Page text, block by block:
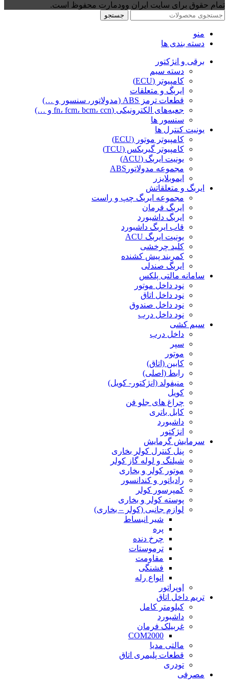
تمام حقوق برای سایت ایران وودمارت محفوظ است.
جستجو
منو
دسته بندی ها
برقی و انژکتور
دسته سیم
کامپیوتر (ECU)
ایربگ و متعلقات
قطعات ترمز ABS (مدولاتور، سنسور و …)
جعبه‌های الکترونیکی (fn، fcm، bcm، ccn و …)
سنسور ها
یونیت کنترل ها
کامپیوتر موتور (ECU)
کامپیوتر گیربکس (TCU)
یونیت ایربگ (ACU)
مجموعه مدولاتورABS
ایموبلایزر
ایربگ و متعلقاتش
مجموعه ایربگ چپ و راست
ایربگ فرمان
ایربگ داشبورد
قاب ایربگ داشبورد
یونیت ایربگ ACU
کلید چرخشی
کمربند پیش کشنده
ایربگ صندلی
سامانه مالتی پلکس
نود داخل موتور
نود داخل اتاق
نود داخل صندوق
نود داخل درب
سیم کشی
داخل درب
سپر
موتور
کابین (اتاق)
رابط (اصلی)
منیفولد (انژکتور- کویل)
کویل
چراغ های جلو فن
کابل باتری
داشبورد
انژکتور
سرمایش گرمایش
پنل کنترل کولر بخاری
شیلنگ و لوله گاز کولر
موتور کولر و بخاری
رادیاتور و کندانسور
کمپرسور کولر
پوسته کولر و بخاری
لوازم جانبی (کولر – بخاری)
شیر انبساط
پره
چرخ دنده
ترموستات
مقاومت
فشنگی
انواع رله
اوپراتور
تریم داخل اتاق
کیلومتر کامل
داشبورد
غربیلک فرمان
COM2000
مالتی مدیا
قطعات پلیمری اتاق
تودری
مصرفی